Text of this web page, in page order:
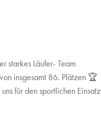
starkes Läufer- Team
insgesamt 86. Plätzen 🏆
für den sportlichen Einsatz